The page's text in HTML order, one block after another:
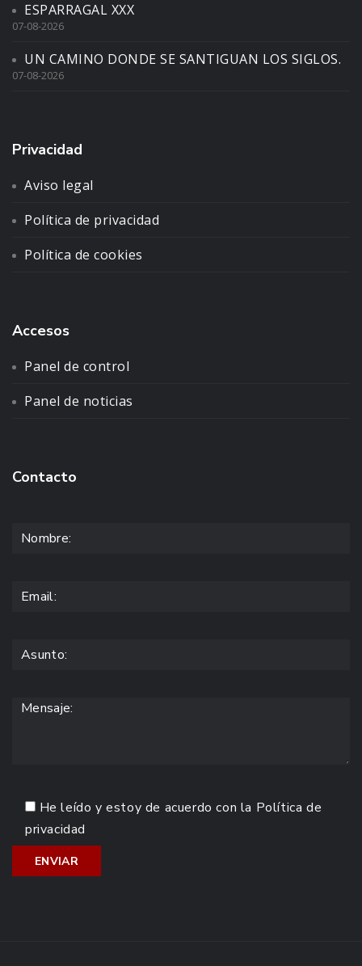
ESPARRAGAL XXX
07-08-2026
UN CAMINO DONDE SE SANTIGUAN LOS SIGLOS.
07-08-2026
Privacidad
Aviso legal
Política de privacidad
Política de cookies
Accesos
Panel de control
Panel de noticias
Contacto
He leído y estoy de acuerdo con la Política de
privacidad